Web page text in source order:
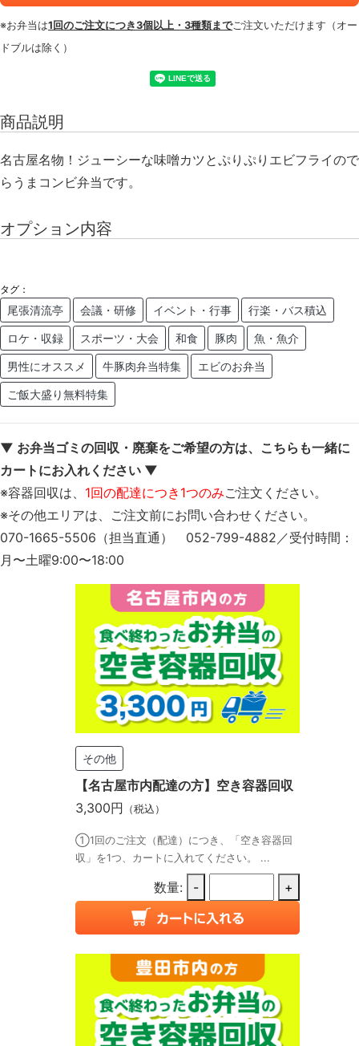
※お弁当は1回のご注文につき3個以上・3種類までご注文いただけます（オー
ドブルは除く）
商品説明
名古屋名物！ジューシーな味噌カツとぷりぷりエビフライので
らうまコンビ弁当です。
オプション内容
タグ：
尾張清流亭 会議・研修 イベント・行事 行楽・バス積込
ロケ・収録 スポーツ・大会 和食 豚肉 魚・魚介
男性にオススメ 牛豚肉弁当特集 エビのお弁当
ご飯大盛り無料特集
▼ お弁当ゴミの回収・廃棄をご希望の方は、こちらも一緒に
カートにお入れください ▼
※容器回収は、 1回の配達につき1つのみご注文ください。
※その他エリアは、ご注文前にお問い合わせください。
070-1665-5506（担当直通） 052-799-4882／受付時間：
月〜土曜9:00〜18:00
その他
【名古屋市内配達の方】空き容器回収
3,300円
（税込）
①1回のご注文（配達）につき、「空き容器回
収」を1つ、カートに入れてください。 ...
数量: - +